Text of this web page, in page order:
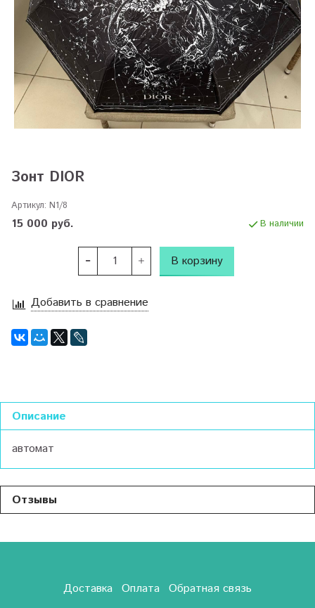
Зонт DIOR
Артикул: N1/8
15 000 руб. В наличии
В корзину
Добавить в сравнение
Описание
автомат
Отзывы
Доставка Оплата Обратная связь